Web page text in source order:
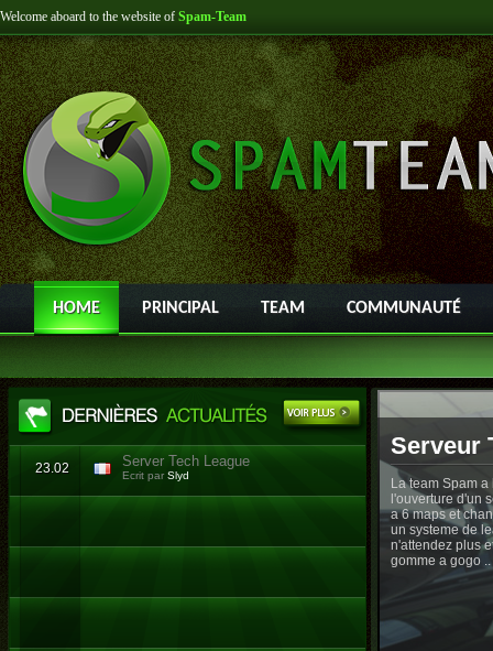
Welcome aboard to the website of Spam-Team
HOME PRINCIPAL TEAM COMMUNAUTÉ
23.02 Server Tech League
Ecrit par Slyd
Serveur
La team Spam
l'ouverture d'un
a 6 maps et
un systeme de
n'attendez plus
gomme a gogo ..